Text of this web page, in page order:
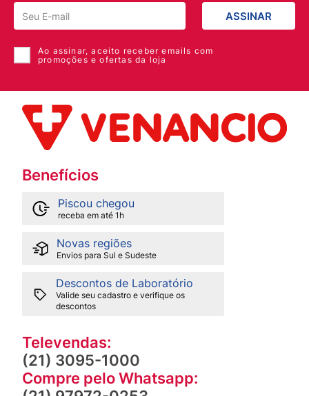
ASSINAR
Ao assinar, aceito receber emails com
promoções e ofertas da loja
Benefícios
Piscou chegou
receba em até 1h
Novas regiões
Envios para Sul e Sudeste
Descontos de Laboratório
Valide seu cadastro e verifique os
descontos
Televendas:
(21) 3095-1000
Compre pelo Whatsapp: